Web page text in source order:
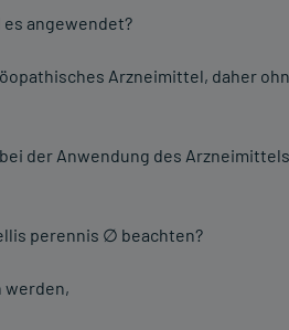
angewendet?
Arzneimittel, daher
der Anwendung des
perennis ∅ beachten?
werden,